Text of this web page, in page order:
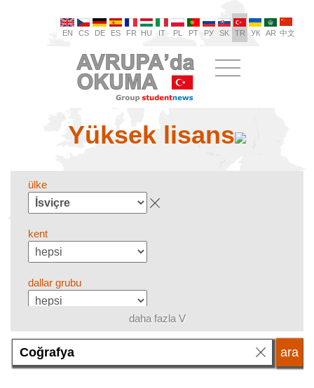
EN CS DE ES FR HU IT PL PT РУ SK TR УК AR 中文
Yüksek lisans
ülke
kent
dallar grubu
dil
daha fazla V